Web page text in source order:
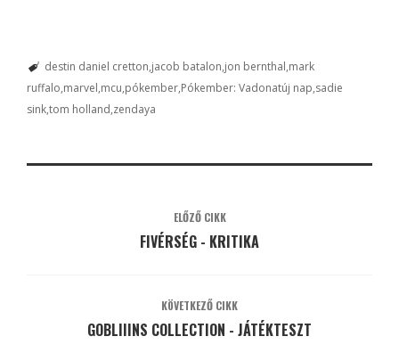
destin daniel cretton jacob batalon jon bernthal mark
ruffalo marvel mcu pókember Pókember: Vadonatúj nap sadie
sinktom holland zendaya
ELŐZŐ CIKK
FIVÉRSÉG - KRITIKA
KÖVETKEZŐ CIKK
GOBLIIINS COLLECTION - JÁTÉKTESZT